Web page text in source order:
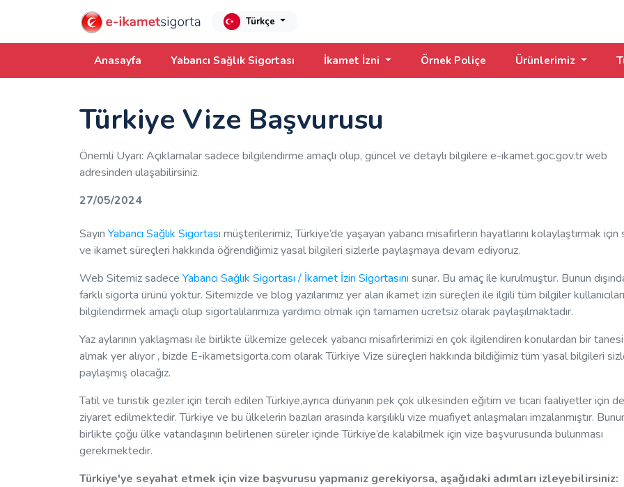
Türkçe
Anasayfa Yabancı Sağlık Sigortası İkamet İzni Örnek Poliçe Ürünlerimiz
Türkiye Vize Başvurusu
Önemli Uyarı: Açıklamalar sadece bilgilendirme amaçlı olup, güncel ve detaylı bilgilere e-ikamet.goc.gov.tr web
adresinden ulaşabilirsiniz.
27/05/2024
Sayın Yabancı Sağlık Sigortası müşterilerimiz, Türkiye’de yaşayan yabancı misafirlerin hayatlarını kolaylaştırmak
ve ikamet süreçleri hakkında öğrendiğimiz yasal bilgileri sizlerle paylaşmaya devam ediyoruz.
Web Sitemiz sadece Yabancı Sağlık Sigortası / İkamet İzin Sigortasını sunar. Bu amaç ile kurulmuştur. Bunun
farklı sigorta ürünü yoktur. Sitemizde ve blog yazılarımız yer alan ikamet izin süreçleri ile ilgili tüm bilgiler kullanıcıları
bilgilendirmek amaçlı olup sigortalılarımıza yardımcı olmak için tamamen ücretsiz olarak paylaşılmaktadır.
Yaz aylarının yaklaşması ile birlikte ülkemize gelecek yabancı misafirlerimizi en çok ilgilendiren konulardan bir
almak yer alıyor , bizde E-ikametsigorta.com olarak Türkiye Vize süreçleri hakkında bildiğimiz tüm yasal bilgileri
paylaşmış olacağız.
Tatil ve turistik geziler için tercih edilen Türkiye,ayrıca dünyanın pek çok ülkesinden eğitim ve ticari faaliyetler için de
ziyaret edilmektedir. Türkiye ve bu ülkelerin bazıları arasında karşılıklı vize muafiyet anlaşmaları imzalanmıştır.
birlikte çoğu ülke vatandaşının belirlenen süreler içinde Türkiye’de kalabilmek için vize başvurusunda bulunması
gerekmektedir.
Türkiye'ye seyahat etmek için vize başvurusu yapmanız gerekiyorsa, aşağıdaki adımları izleyebilirsiniz: